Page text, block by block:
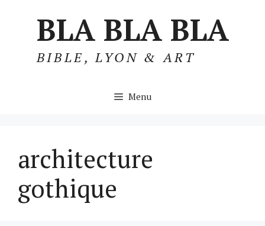
contenuBLA BLA BLA
BIBLE, LYON & ART
Menu
architecture
gothique